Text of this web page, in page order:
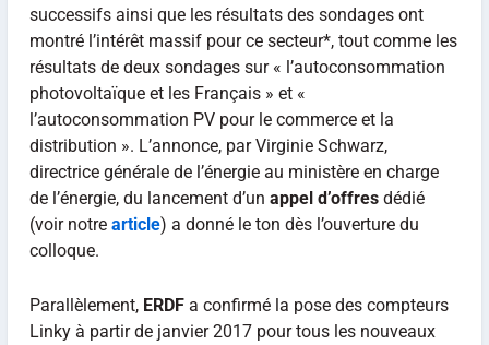
successifs ainsi que les résultats des sondages ont
montré l’intérêt massif pour ce secteur*, tout comme les
résultats de deux sondages sur « l’autoconsommation
photovoltaïque et les Français » et «
l’autoconsommation PV pour le commerce et la
distribution ». L’annonce, par Virginie Schwarz,
directrice générale de l’énergie au ministère en charge
de l’énergie, du lancement d’un appel d’offresdédié
(voir notre article) a donné le ton dès l’ouverture du
colloque.
Parallèlement, ERDFa confirmé la pose des compteurs
Linky à partir de janvier 2017 pour tous les nouveaux